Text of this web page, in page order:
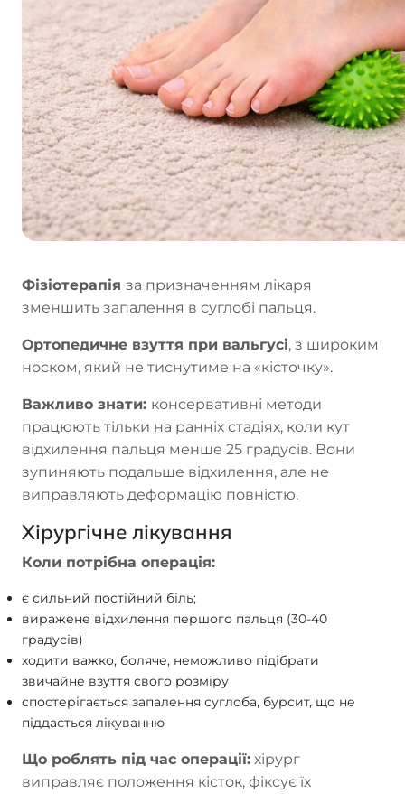
Фізіотерапія за призначенням лікаря
зменшить запалення в суглобі пальця.
Ортопедичне взуття при вальгусі, з широким
носком, який не тиснутиме на «кісточку».
Важливо знати: консервативні методи
працюють тільки на ранніх стадіях, коли кут
відхилення пальця менше 25 градусів. Вони
зупиняють подальше відхилення, але не
виправляють деформацію повністю.
Хірургічне лікування
Коли потрібна операція:
є сильний постійний біль;
виражене відхилення першого пальця (30-40
градусів)
ходити важко, боляче, неможливо підібрати
звичайне взуття свого розміру
спостерігається запалення суглоба, бурсит, що не
піддається лікуванню
Що роблять під час операції: хірург
виправляє положення кісток, фіксує їх